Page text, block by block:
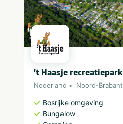
't Haasje recreatiepark
Nederland Noord-Brabant
Bosrijke omgeving
Bungalow